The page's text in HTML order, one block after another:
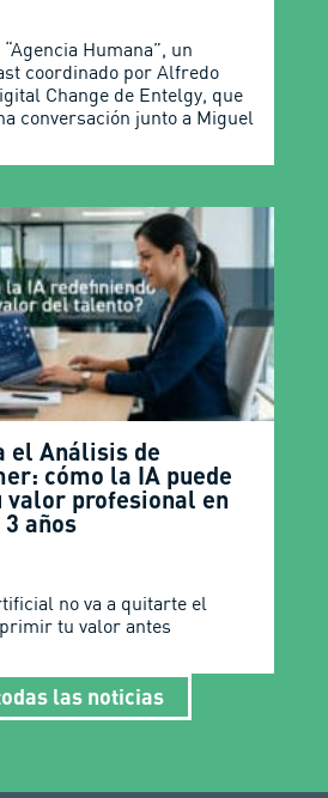
Humana”, un
coordinado por Alfredo
Change de Entelgy, que
conversación junto a Miguel
el Análisis de
cómo la IA puede
profesional en
años
no va a quitarte el
tu valor antes
las noticias